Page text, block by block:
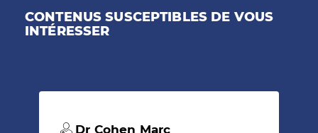
CONTENUS SUSCEPTIBLES DE VOUS
INTÉRESSER
Dr Cohen Marc